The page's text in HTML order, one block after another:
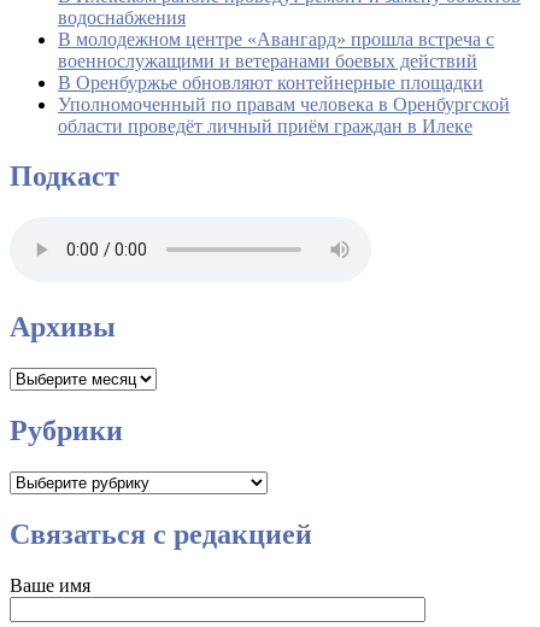
водоснабжения
В молодежном центре «Авангард» прошла встреча с
военнослужащими и ветеранами боевых действий
В Оренбуржье обновляют контейнерные площадки
Уполномоченный по правам человека в Оренбургской
области проведёт личный приём граждан в Илеке
Подкаст
Архивы
Архивы
Рубрики
Рубрики
Связаться с редакцией
Ваше имя